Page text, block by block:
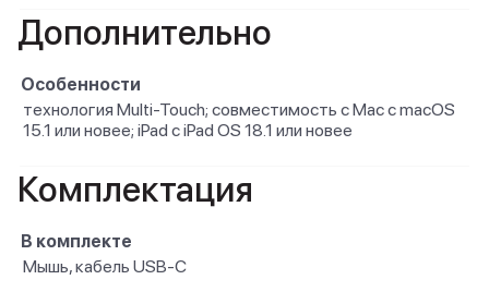
Дополнительно
Особенности
технология Multi-Touch; совместимость с Mac с macOS
15.1 или новее; iPad с iPad OS 18.1 или новее
Комплектация
В комплекте
Мышь, кабель USB-C